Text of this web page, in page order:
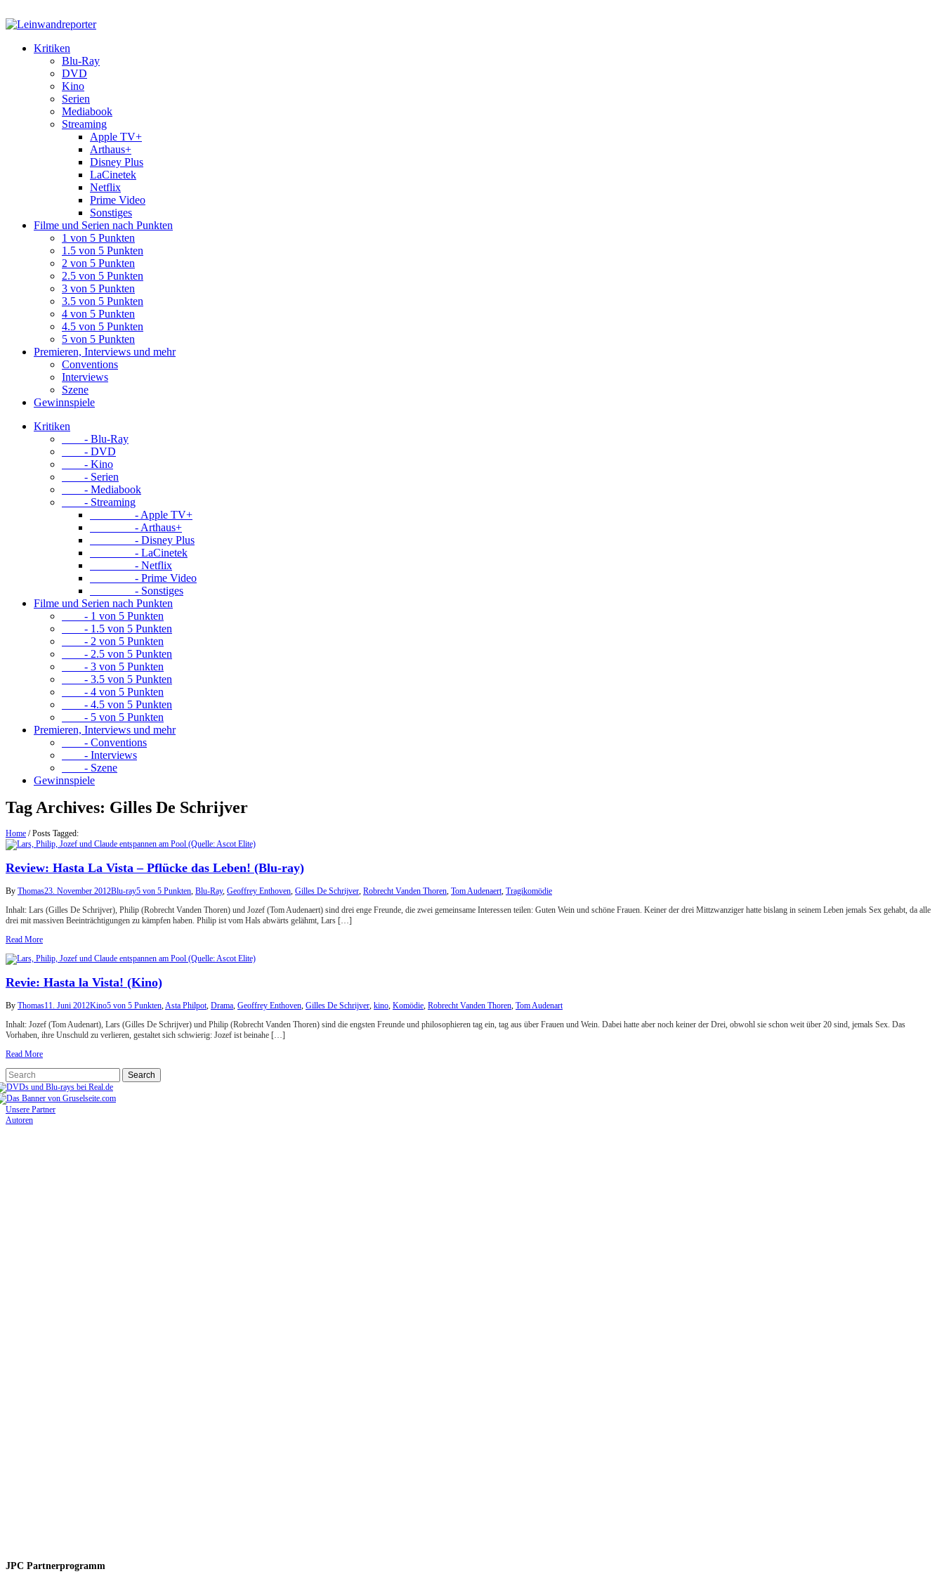
Kritiken
Blu-Ray
DVD
Kino
Serien
Mediabook
Streaming
Apple TV+
Arthaus+
Disney Plus
LaCinetek
Netflix
Prime Video
Sonstiges
Filme und Serien nach Punkten
1 von 5 Punkten
1.5 von 5 Punkten
2 von 5 Punkten
2.5 von 5 Punkten
3 von 5 Punkten
3.5 von 5 Punkten
4 von 5 Punkten
4.5 von 5 Punkten
5 von 5 Punkten
Premieren, Interviews und mehr
Conventions
Interviews
Szene
Gewinnspiele
Kritiken
- Blu-Ray
- DVD
- Kino
- Serien
- Mediabook
- Streaming
- Apple TV+
- Arthaus+
- Disney Plus
- LaCinetek
- Netflix
- Prime Video
- Sonstiges
Filme und Serien nach Punkten
- 1 von 5 Punkten
- 1.5 von 5 Punkten
- 2 von 5 Punkten
- 2.5 von 5 Punkten
- 3 von 5 Punkten
- 3.5 von 5 Punkten
- 4 von 5 Punkten
- 4.5 von 5 Punkten
- 5 von 5 Punkten
Premieren, Interviews und mehr
- Conventions
- Interviews
- Szene
Gewinnspiele
Tag Archives: Gilles De Schrijver
Home /Posts Tagged:
Review: Hasta La Vista – Pflücke das Leben! (Blu-ray)
By Thomas23. November 2012Blu-ray5 von 5 Punkten, Blu-Ray, Geoffrey Enthoven, Gilles De Schrijver, Robrecht Vanden Thoren, Tom Audenaert, Tragikomödie
Inhalt: Lars (Gilles De Schrijver), Philip (Robrecht Vanden Thoren) und Jozef (Tom Audenaert) sind drei enge Freunde, die zwei gemeinsame Interessen teilen: Guten Wein und schöne Frauen. Keiner der drei Mittzwanziger hatte bislang in seinem Leben jemals Sex gehabt, da alle
drei mit massiven Beeinträchtigungen zu kämpfen haben. Philip ist vom Hals abwärts gelähmt, Lars […]
Read More
Revie: Hasta la Vista! (Kino)
By Thomas11. Juni 2012Kino5 von 5 Punkten,Asta Philpot, Drama, Geoffrey Enthoven, Gilles De Schrijver, kino, Komödie, Robrecht Vanden Thoren, Tom Audenart
Inhalt: Jozef (Tom Audenart), Lars (Gilles De Schrijver) und Philip (Robrecht Vanden Thoren) sind die engsten Freunde und philosophieren tag ein, tag aus über Frauen und Wein. Dabei hatte aber noch keiner der Drei, obwohl sie schon weit über 20 sind, jemals Sex. Das
Vorhaben, ihre Unschuld zu verlieren, gestaltet sich schwierig: Jozef ist beinahe […]
Read More
Unsere Partner
Autoren
JPC Partnerprogramm